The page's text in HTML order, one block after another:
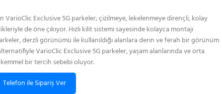
VarioClic Exclusive 5G parkeler; çizilmeye, lekelenmeye dirençli, kolay
de öne çıkıyor. Hızlı kilit sistemi sayesinde kolayca montajı
derzli görünümü ile kullanıldığı alanlara derin ve ferah bir görünüm
VarioClic Exclusive 5G parkeler, yaşam alanlarında ve orta
bir tercih sebebi oluyor.
Telefon ile Sipariş Ver